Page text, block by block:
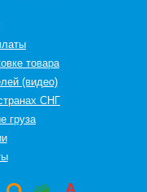
товара
(видео)
СНГ
груза